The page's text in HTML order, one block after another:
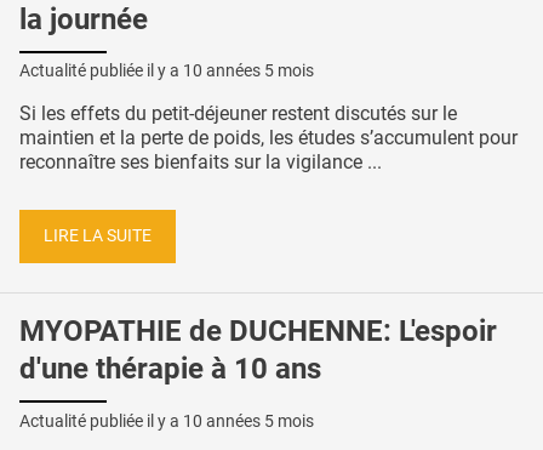
la journée
Actualité publiée il y a 10 années 5 mois
Si les effets du petit-déjeuner restent discutés sur le
maintien et la perte de poids, les études s’accumulent pour
reconnaître ses bienfaits sur la vigilance ...
LIRE LA SUITE
MYOPATHIE de DUCHENNE: L'espoir
d'une thérapie à 10 ans
Actualité publiée il y a 10 années 5 mois